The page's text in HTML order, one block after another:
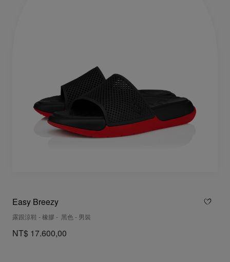
Easy Breezy
露跟涼鞋 - 橡膠 - 黑色 - 男裝
NT$ 17.600,00